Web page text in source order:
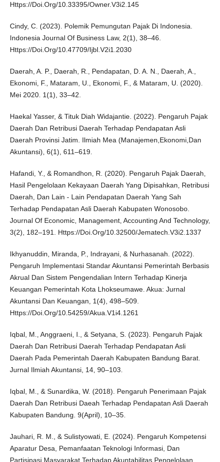
Https://Doi.Org/10.33395/Owner.V3i2.145
Cindy, C. (2023). Polemik Pemungutan Pajak Di Indonesia.
Indonesia Journal Of Business Law, 2(1), 38–46.
Https://Doi.Org/10.47709/Ijbl.V2i1.2030
Daerah, A. P., Daerah, R., Pendapatan, D. A. N., Daerah, A.,
Ekonomi, F., Mataram, U., Ekonomi, F., & Mataram, U. (2020).
Mei 2020. 1(1), 33–42.
Haekal Yasser, & Tituk Diah Widajantie. (2022). Pengaruh Pajak
Daerah Dan Retribusi Daerah Terhadap Pendapatan Asli
Daerah Provinsi Jatim. Ilmiah Mea (Manajemen,Ekonomi,Dan
Akuntansi), 6(1), 611–619.
Hafandi, Y., & Romandhon, R. (2020). Pengaruh Pajak Daerah,
Hasil Pengelolaan Kekayaan Daerah Yang Dipisahkan, Retribusi
Daerah, Dan Lain - Lain Pendapatan Daerah Yang Sah
Terhadap Pendapatan Asli Daerah Kabupaten Wonosobo.
Journal Of Economic, Management, Accounting And Technology,
3(2), 182–191. Https://Doi.Org/10.32500/Jematech.V3i2.1337
Ikhyanuddin, Miranda, P., Indrayani, & Nurhasanah. (2022).
Pengaruh Implementasi Standar Akuntansi Pemerintah Berbasis
Akrual Dan Sistem Pengendalian Intern Terhadap Kinerja
Keuangan Pemerintah Kota Lhokseumawe. Akua: Jurnal
Akuntansi Dan Keuangan, 1(4), 498–509.
Https://Doi.Org/10.54259/Akua.V1i4.1261
Iqbal, M., Anggraeni, I., & Setyana, S. (2023). Pengaruh Pajak
Daerah Dan Retribusi Daerah Terhadap Pendapatan Asli
Daerah Pada Pemerintah Daerah Kabupaten Bandung Barat.
Jurnal Ilmiah Akuntansi, 14, 90–103.
Iqbal, M., & Sunardika, W. (2018). Pengaruh Penerimaan Pajak
Daerah Dan Retribusi Daeah Terhadap Pendapatan Asli Daerah
Kabupaten Bandung. 9(April), 10–35.
Jauhari, R. M., & Sulistyowati, E. (2024). Pengaruh Kompetensi
Aparatur Desa, Pemanfaatan Teknologi Informasi, Dan
Partisipasi Masyarakat Terhadap Akuntabilitas Pengelolaan